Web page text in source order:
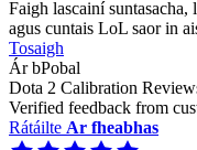
Faigh lascainí suntasacha,
agus cuntais LoL saor in
Tosaigh
Ár bPobal
Dota 2 Calibration
Verified feedback from
Rátáilte Ar fheabhas